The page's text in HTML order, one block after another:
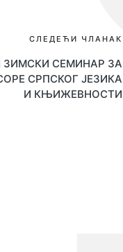
СЛЕДЕЋИ ЧЛАНАК
ЗИМСКИ СЕМИНАР ЗА
СРПСКОГ ЈЕЗИКА
И КЊИЖЕВНОСТИ